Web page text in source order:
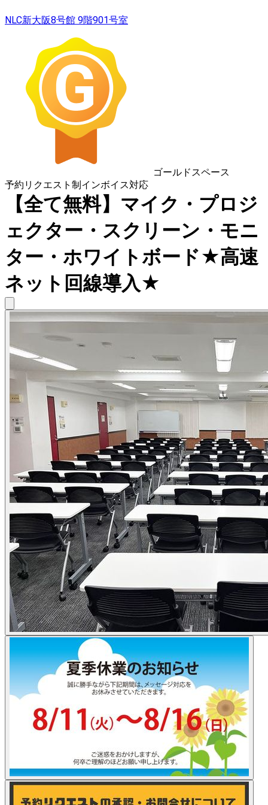
NLC新大阪8号館 9階901号室
ゴールドスペース
予約リクエスト制インボイス対応
【全て無料】マイク・プロジ
ェクター・スクリーン・モニ
ター・ホワイトボード★高速
ネット回線導入★